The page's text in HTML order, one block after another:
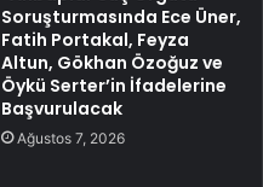
Soruşturmasında Ece Üner,
Fatih Portakal, Feyza
Altun, Gökhan Özoğuz ve
Öykü Serter’in İfadelerine
Başvurulacak
Ağustos 7, 2026